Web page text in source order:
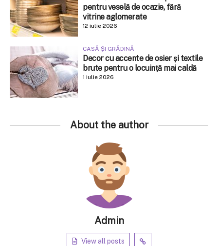
pentru veselă de ocazie, fără
vitrine aglomerate
12 iulie 2026
CASĂ ȘI GRĂDINĂ
Decor cu accente de osier și textile
brute pentru o locuință mai caldă
1 iulie 2026
About the author
Admin
View all posts